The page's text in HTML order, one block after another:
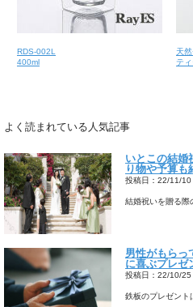
RDS-002L
400ml
天然
テ
よく読まれている人気記事
いとこの結婚
り物や予算も
投稿日：22/11/10
結婚祝いを贈る際
男性がもらっ
に喜ぶプレゼ
投稿日：22/10/25
鉄板のプレゼント